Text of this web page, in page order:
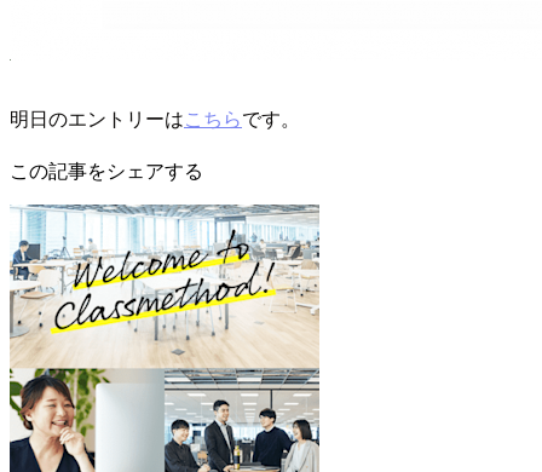
明日のエントリーはこちらです。
この記事をシェアする